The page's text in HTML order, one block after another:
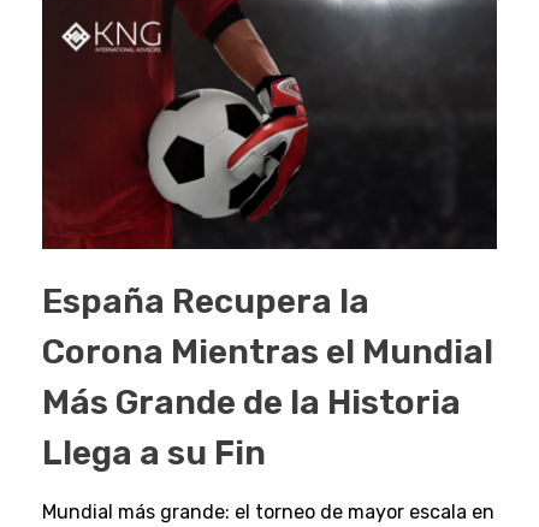
España Recupera la
Corona Mientras el Mundial
Más Grande de la Historia
Llega a su Fin
Mundial más grande: el torneo de mayor escala en